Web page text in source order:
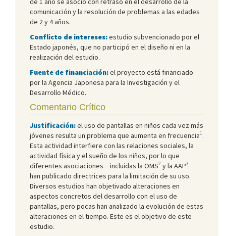
comunicación y la resolución de problemas a las edades
de 2 y 4 años.
Conflicto de intereses:estudio subvencionado por el
Estado japonés, que no participó en el diseño ni en la
realización del estudio.
Fuente de financiación:el proyecto está financiado
por la Agencia Japonesa para la Investigación y el
Desarrollo Médico.
Comentario Crítico
Justificación:el uso de pantallas en niños cada vez más
jóvenes resulta un problema que aumenta en frecuencia1.
Esta actividad interfiere con las relaciones sociales, la
actividad física y el sueño de los niños, por lo que
diferentes asociaciones ─incluidas la OMS2 y la AAP3─
han publicado directrices para la limitación de su uso.
Diversos estudios han objetivado alteraciones en
aspectos concretos del desarrollo con el uso de
pantallas, pero pocas han analizado la evolución de estas
alteraciones en el tiempo. Este es el objetivo de este
estudio.